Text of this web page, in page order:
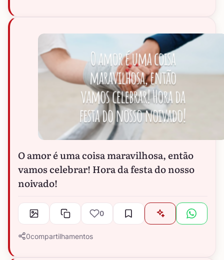
O amor é uma coisa maravilhosa, então
vamos celebrar! Hora da festa do nosso
noivado!
0
0compartilhamentos